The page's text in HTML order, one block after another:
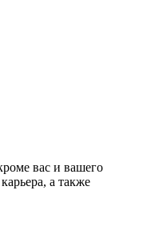
вас и вашего
а также